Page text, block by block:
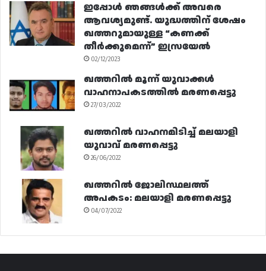
ഇപ്പോൾ ഞങ്ങൾക്ക് അവരെ
ആവശ്യമുണ്ട്. യുദ്ധത്തിന് ശേഷം
ഖത്തറുമായുള്ള “കണക്ക്
തീർക്കുമെന്ന്” ഇസ്രയേൽ
02/12/2023
ഖത്തറിൽ മൂന്ന് യുവാക്കൾ
വാഹനാപകടത്തിൽ മരണപ്പെട്ടു
27/03/2022
ഖത്തറിൽ വാഹനമിടിച്ച് മലയാളി
യുവാവ് മരണപ്പെട്ടു
26/06/2022
ഖത്തറിൽ ജോലിസ്ഥലത്ത്
അപകടം: മലയാളി മരണപ്പെട്ടു
04/07/2022